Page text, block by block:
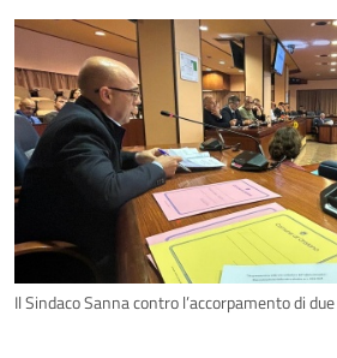
Il Sindaco Sanna contro l’accorpamento di